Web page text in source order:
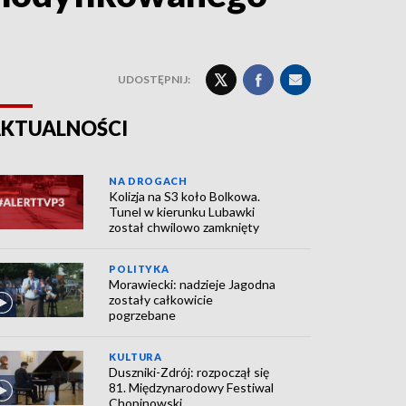
UDOSTĘPNIJ:
NA DROGACH
Kolizja na S3 koło Bolkowa.
Tunel w kierunku Lubawki
został chwilowo zamknięty
POLITYKA
Morawiecki: nadzieje Jagodna
zostały całkowicie
pogrzebane
KULTURA
Duszniki-Zdrój: rozpoczął się
81. Międzynarodowy Festiwal
Chopinowski